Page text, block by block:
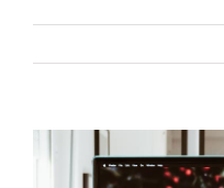
grotere